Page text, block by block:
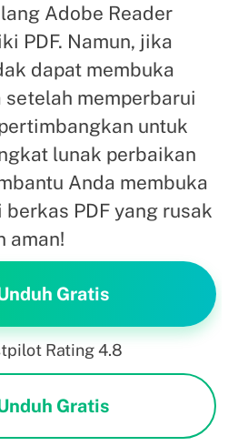
Adobe Reader
PDF. Namun, jika
dapat membuka
setelah memperbarui
untuk
lunak perbaikan
Anda membuka
PDF yang rusak
aman!
Gratis
Rating 4.8
Gratis